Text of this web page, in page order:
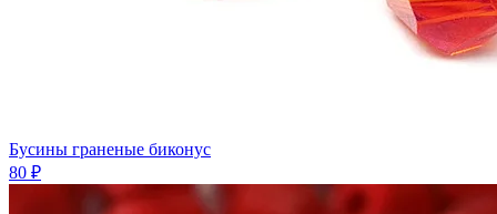
Бусины граненые биконус
80 ₽